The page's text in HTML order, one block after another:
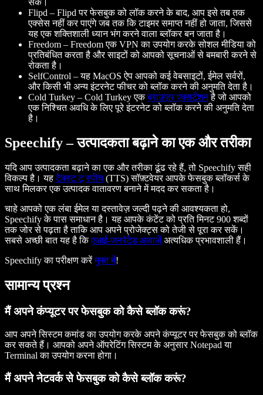
Flipd – Flipd पर फेसबुक को लॉक करने के बाद, आप इसे तब तक
एक्सेस नहीं कर पाएंगे जब तक कि टाइमर समाप्त नहीं हो जाता, जिससे
यह एक शक्तिशाली ध्यान भंग करने वाला ब्लॉकर बन जाता है।
Freedom – Freedom एक VPN का उपयोग करके सोशल मीडिया को
प्रतिबंधित करता है और साइटों को आपको सूचनाओं से बमबारी करने से
रोकता है।
SelfControl – यह MacOS ऐप आपको कई वेबसाइटों, ईमेल सर्वरों,
और किसी भी अन्य इंटरनेट फीचर को ब्लॉक करने की अनुमति देता है।
Cold Turkey – Cold Turkey एकब्राउज़र एक्सटेंशनहै जो आपको
एक निश्चित अवधि के लिए पूरे इंटरनेट को ब्लॉक करने की अनुमति देता
है।
Speechify – उत्पादकता बढ़ाने का एक और तरीका
यदि आप उत्पादकता बढ़ाने का एक और तरीका ढूंढ रहे हैं, तो Speechify सही
विकल्प है। यहटेक्स्ट टू स्पीच (TTS) सॉफ़्टवेयर आपके फेसबुक ब्लॉकर्स के
साथ मिलकर एक उत्पादक वातावरण बनाने में मदद कर सकता है।
चाहे आपको एक लंबा ईमेल या दस्तावेज़ जल्दी पढ़ने की आवश्यकता हो,
Speechify के पास समाधान है। यह आपके कंटेंट को प्रति मिनट 900 शब्दों
तक जोर से पढ़ता है ताकि आप अपने प्रोजेक्ट्स को तेजी से पूरा कर सकें।
सबसे अच्छी बात यह है किएआई-जनरेटेड आवाजेंअत्यधिक प्रभावशाली हैं।
Speechify का परीक्षण करेंमुफ्त में!
सामान्य प्रश्न
मैं अपने कंप्यूटर पर फेसबुक को कैसे ब्लॉक करूं?
आप अपने सिस्टम कमांड का उपयोग करके अपने कंप्यूटर पर फेसबुक को ब्लॉक
कर सकते हैं। आपको अपने ऑपरेटिंग सिस्टम के अनुसार Notepad या
Terminal का उपयोग करना होगा।
मैं अपने नेटवर्क से फेसबुक को कैसे ब्लॉक करूं?